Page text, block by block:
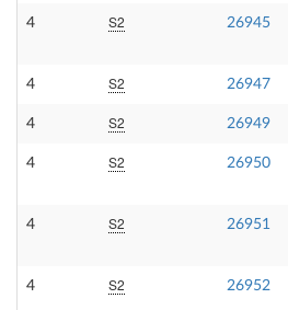
4 S2 26945
4 S2 26947
4 S2 26949
4 S2 26950
4 S2 26951
4 S2 26952